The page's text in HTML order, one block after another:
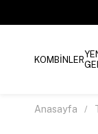
KOMBİNLER
Anasayfa